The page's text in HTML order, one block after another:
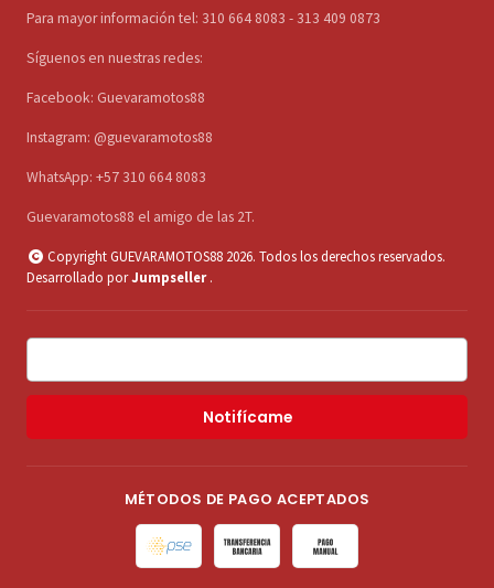
Para mayor información tel: 310 664 8083 - 313 409 0873
Síguenos en nuestras redes:
Facebook: Guevaramotos88
Instagram: @guevaramotos88
WhatsApp: +57 310 664 8083
Guevaramotos88 el amigo de las 2T.
Copyright GUEVARAMOTOS88 2026. Todos los derechos reservados.
Desarrollado porJumpseller .
Notifícame
MÉTODOS DE PAGO ACEPTADOS